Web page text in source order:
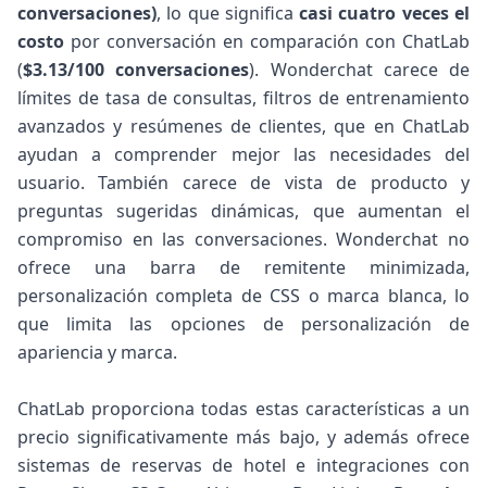
conversaciones), lo que significacasi cuatro veces el
costo por conversación en comparación con ChatLab
($3.13/100 conversaciones). Wonderchat carece de
límites de tasa de consultas, filtros de entrenamiento
avanzados y resúmenes de clientes, que en ChatLab
ayudan a comprender mejor las necesidades del
usuario. También carece de vista de producto y
preguntas sugeridas dinámicas, que aumentan el
compromiso en las conversaciones. Wonderchat no
ofrece una barra de remitente minimizada,
personalización completa de CSS o marca blanca, lo
que limita las opciones de personalización de
apariencia y marca.
ChatLab proporciona todas estas características a un
precio significativamente más bajo, y además ofrece
sistemas de reservas de hotel e integraciones con